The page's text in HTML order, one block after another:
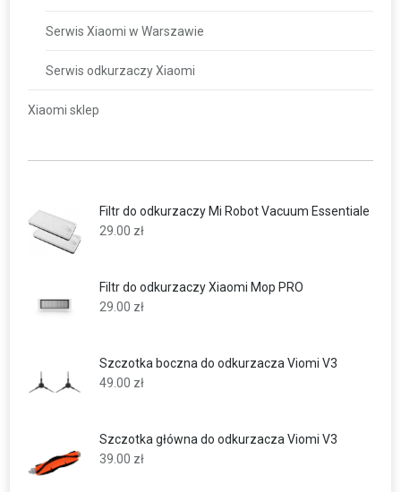
Serwis Xiaomi w Warszawie
Serwis odkurzaczy Xiaomi
Xiaomi sklep
Filtr do odkurzaczy Mi Robot Vacuum Essentiale
29.00 zł
Filtr do odkurzaczy Xiaomi Mop PRO
29.00 zł
Szczotka boczna do odkurzacza Viomi V3
49.00 zł
Szczotka główna do odkurzacza Viomi V3
39.00 zł